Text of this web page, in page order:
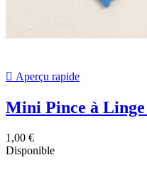
 Aperçu rapide
Mini Pince à Linge
1,00 €
Disponible